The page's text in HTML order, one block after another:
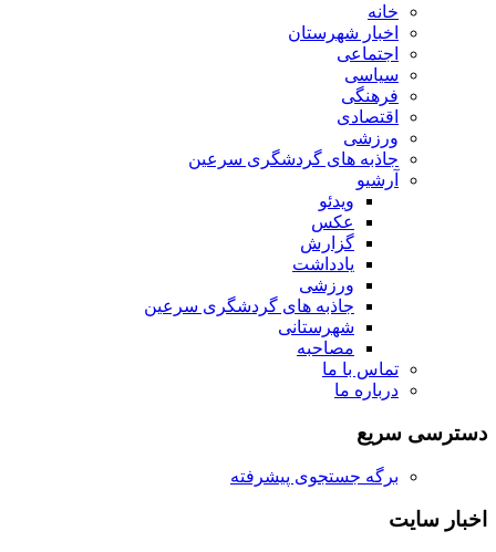
خانه
اخبار شهرستان
اجتماعی
سیاسی
فرهنگی
اقتصادی
ورزشی
جاذبه های گردشگری سرعین
آرشیو
ویدئو
عکس
گزارش
یادداشت
ورزشی
جاذبه های گردشگری سرعین
شهرستانی
مصاحبه
تماس با ما
درباره ما
دسترسی سریع
برگه جستجوی پیشرفته
اخبار سایت